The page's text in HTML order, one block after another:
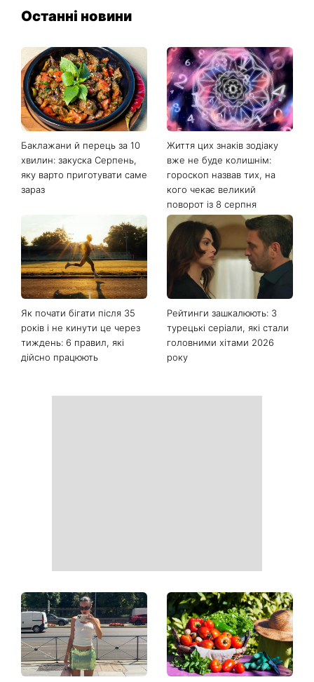
Останні новини
Баклажани й перець за 10
хвилин: закуска Серпень,
яку варто приготувати саме
зараз
Життя цих знаків зодіаку
вже не буде колишнім:
гороскоп назвав тих, на
кого чекає великий
поворот із 8 серпня
Як почати бігати після 35
років і не кинути це через
тиждень: 6 правил, які
дійсно працюють
Рейтинги зашкалюють: 3
турецькі серіали, які стали
головними хітами 2026
року